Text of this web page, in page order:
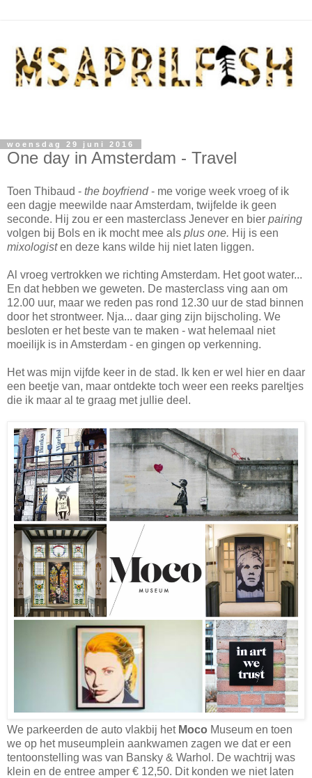
woensdag 29 juni 2016
One day in Amsterdam - Travel
Toen Thibaud - the boyfriend- me vorige week vroeg of ik
een dagje meewilde naar Amsterdam, twijfelde ik geen
seconde. Hij zou er een masterclass Jenever en bier pairing
volgen bij Bols en ik mocht mee als plus one. Hij is een
mixologisten deze kans wilde hij niet laten liggen.
Al vroeg vertrokken we richting Amsterdam. Het goot water...
En dat hebben we geweten. De masterclass ving aan om
12.00 uur, maar we reden pas rond 12.30 uur de stad binnen
door het strontweer. Nja... daar ging zijn bijscholing. We
besloten er het beste van te maken - wat helemaal niet
moeilijk is in Amsterdam - en gingen op verkenning.
Het was mijn vijfde keer in de stad. Ik ken er wel hier en daar
een beetje van, maar ontdekte toch weer een reeks pareltjes
die ik maar al te graag met jullie deel.
We parkeerden de auto vlakbij het Moco Museum en toen
we op het museumplein aankwamen zagen we dat er een
tentoonstelling was van Bansky & Warhol. De wachtrij was
klein en de entree amper € 12,50. Dit konden we niet laten